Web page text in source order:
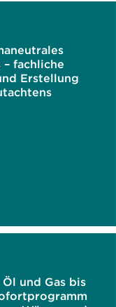
– fachliche
Erstellung
und Gas bis